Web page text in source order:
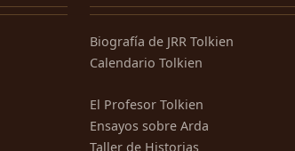
Biografía de JRR Tolkien
Calendario Tolkien
El Profesor Tolkien
Ensayos sobre Arda
Taller de Historias